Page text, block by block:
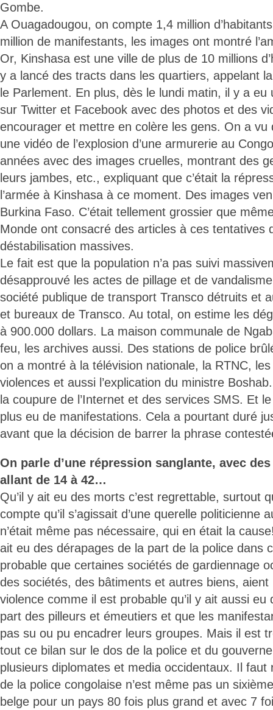
Gombe.
A Ouagadougou, on compte 1,4 million
million de manifestants, les images ont montré
Or, Kinshasa est une ville de plus de 10 millions
y a lancé des tracts dans les quartiers, appelant
le Parlement. En plus, dès le lundi matin, il y a eu
sur Twitter et Facebook avec des photos et des
encourager et mettre en colère les gens. On a vu
une vidéo de l’explosion d’une armurerie au
années avec des images cruelles, montrant des
leurs jambes, etc., expliquant que c’était la
l’armée à Kinshasa à ce moment. Des images
Burkina Faso. C’était tellement grossier que
Monde ont consacré des articles à ces tentatives
déstabilisation massives.
Le fait est que la population n’a pas suivi
désapprouvé les actes de pillage et de
société publique de transport Transco détruits et
et bureaux de Transco. Au total, on estime les
à 900.000 dollars. La maison communale de
feu, les archives aussi. Des stations de police
on a montré à la télévision nationale, la RTNC,
violences et aussi l’explication du ministre
la coupure de l’Internet et des services SMS. Et
plus eu de manifestations. Cela a pourtant duré
avant que la décision de barrer la phrase
On parle d’une répression sanglante, avec
allant de 14 à 42…
Qu’il y ait eu des morts c’est regrettable, surtout
compte qu’il s’agissait d’une querelle politicienne
n’était même pas nécessaire, qui en était la
ait eu des dérapages de la part de la police dans
probable que certaines sociétés de gardiennage
des sociétés, des bâtiments et autres biens,
violence comme il est probable qu’il y ait aussi eu
part des pilleurs et émeutiers et que les
pas su ou pu encadrer leurs groupes. Mais il est
tout ce bilan sur le dos de la police et du
plusieurs diplomates et media occidentaux. Il faut
de la police congolaise n’est même pas un
belge pour un pays 80 fois plus grand et avec 7